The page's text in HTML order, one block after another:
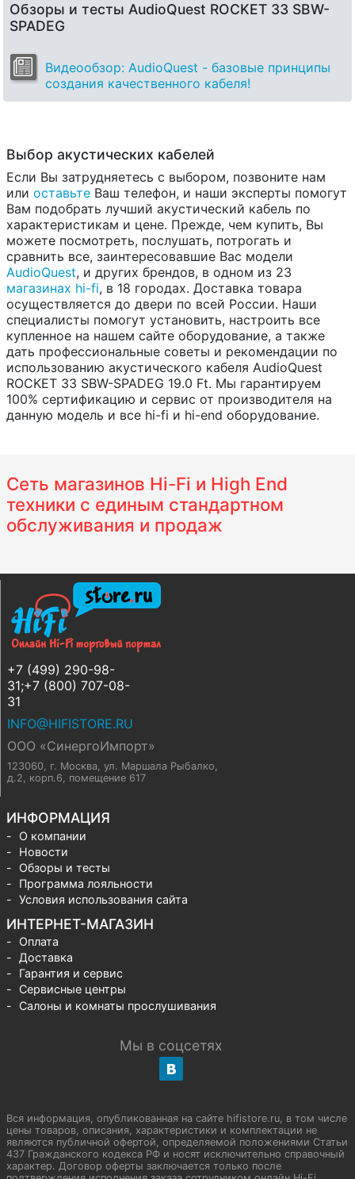
Обзоры и тесты AudioQuest ROCKET 33 SBW-
SPADEG
Видеообзор: AudioQuest - базовые принципы
создания качественного кабеля!
Выбор акустических кабелей
Если Вы затрудняетесь с выбором, позвоните нам
или оставьте Ваш телефон, и наши эксперты помогут
Вам подобрать лучший акустический кабель по
характеристикам и цене. Прежде, чем купить, Вы
можете посмотреть, послушать, потрогать и
сравнить все, заинтересовавшие Вас модели
AudioQuest, и других брендов, в одном из 23
магазинах hi-fi, в 18 городах. Доставка товара
осуществляется до двери по всей России. Наши
специалисты помогут установить, настроить все
купленное на нашем сайте оборудование, а также
дать профессиональные советы и рекомендации по
использованию акустического кабеля AudioQuest
ROCKET 33 SBW-SPADEG 19.0 Ft. Мы гарантируем
100% сертификацию и сервис от производителя на
данную модель и все hi-fi и hi-end оборудование.
Сеть магазинов Hi-Fi и High End
техники с единым стандартном
обслуживания и продаж
+7 (499) 290-98-
31;+7 (800) 707-08-
31
INFO@HIFISTORE.RU
ООО «СинергоИмпорт»
123060, г. Москва, ул. Маршала Рыбалко,
д.2, корп.6, помещение 617
ИНФОРМАЦИЯ
О компании
Новости
Обзоры и тесты
Программа лояльности
Условия использования сайта
ИНТЕРНЕТ-МАГАЗИН
Оплата
Доставка
Гарантия и сервис
Сервисные центры
Салоны и комнаты прослушивания
Мы в соцсетях
Вся информация, опубликованная на сайте hifistore.ru, в том числе
цены товаров, описания, характеристики и комплектации не
являются публичной офертой, определяемой положениями Статьи
437 Гражданского кодекса РФ и носят исключительно справочный
характер. Договор оферты заключается только после